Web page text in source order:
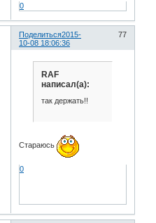
0
Поделиться 77
2015-
10-08 18:06:36
RAF
написал(а):
так держать!!
Стараюсь
0